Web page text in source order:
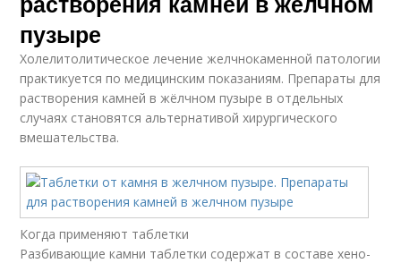
пузыре
Холелитолитическое лечение желчнокаменной патологии
практикуется по медицинским показаниям. Препараты для
растворения камней в жёлчном пузыре в отдельных
случаях становятся альтернативой хирургического
вмешательства.
Когда применяют таблетки
Разбивающие камни таблетки содержат в составе хено-